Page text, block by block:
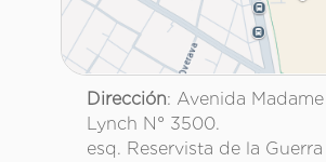
Dirección: Avenida Madame
Lynch N° 3500.
esq. Reservista de la